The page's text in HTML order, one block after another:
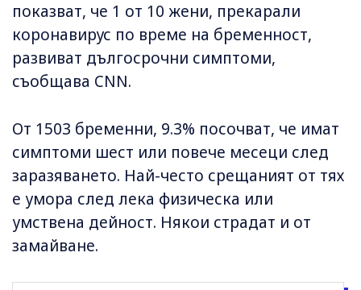
показват, че 1 от 10 жени, прекарали
коронавирус по време на бременност,
развиват дългосрочни симптоми,
съобщава CNN.
От 1503 бременни, 9.3% посочват, че имат
симптоми шест или повече месеци след
заразяването. Най-често срещаният от тях
е умора след лека физическа или
умствена дейност. Някои страдат и от
замайване.